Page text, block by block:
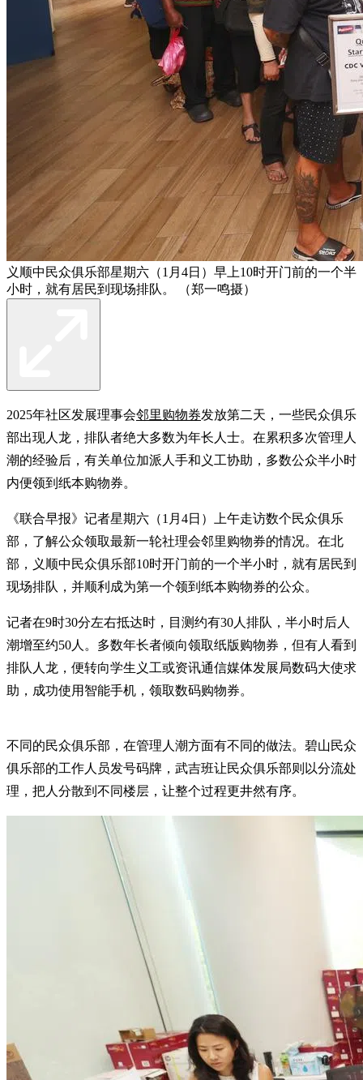
义顺中民众俱乐部星期六（1月4日）早上10时开门前的一个半
小时，就有居民到现场排队。 （郑一鸣摄）
2025年社区发展理事会邻里购物券发放第二天，一些民众俱乐
部出现人龙，排队者绝大多数为年长人士。在累积多次管理人
潮的经验后，有关单位加派人手和义工协助，多数公众半小时
内便领到纸本购物券。
《联合早报》记者星期六（1月4日）上午走访数个民众俱乐
部，了解公众领取最新一轮社理会邻里购物券的情况。在北
部，义顺中民众俱乐部10时开门前的一个半小时，就有居民到
现场排队，并顺利成为第一个领到纸本购物券的公众。
记者在9时30分左右抵达时，目测约有30人排队，半小时后人
潮增至约50人。多数年长者倾向领取纸版购物券，但有人看到
排队人龙，便转向学生义工或资讯通信媒体发展局数码大使求
助，成功使用智能手机，领取数码购物券。
不同的民众俱乐部，在管理人潮方面有不同的做法。碧山民众
俱乐部的工作人员发号码牌，武吉班让民众俱乐部则以分流处
理，把人分散到不同楼层，让整个过程更井然有序。